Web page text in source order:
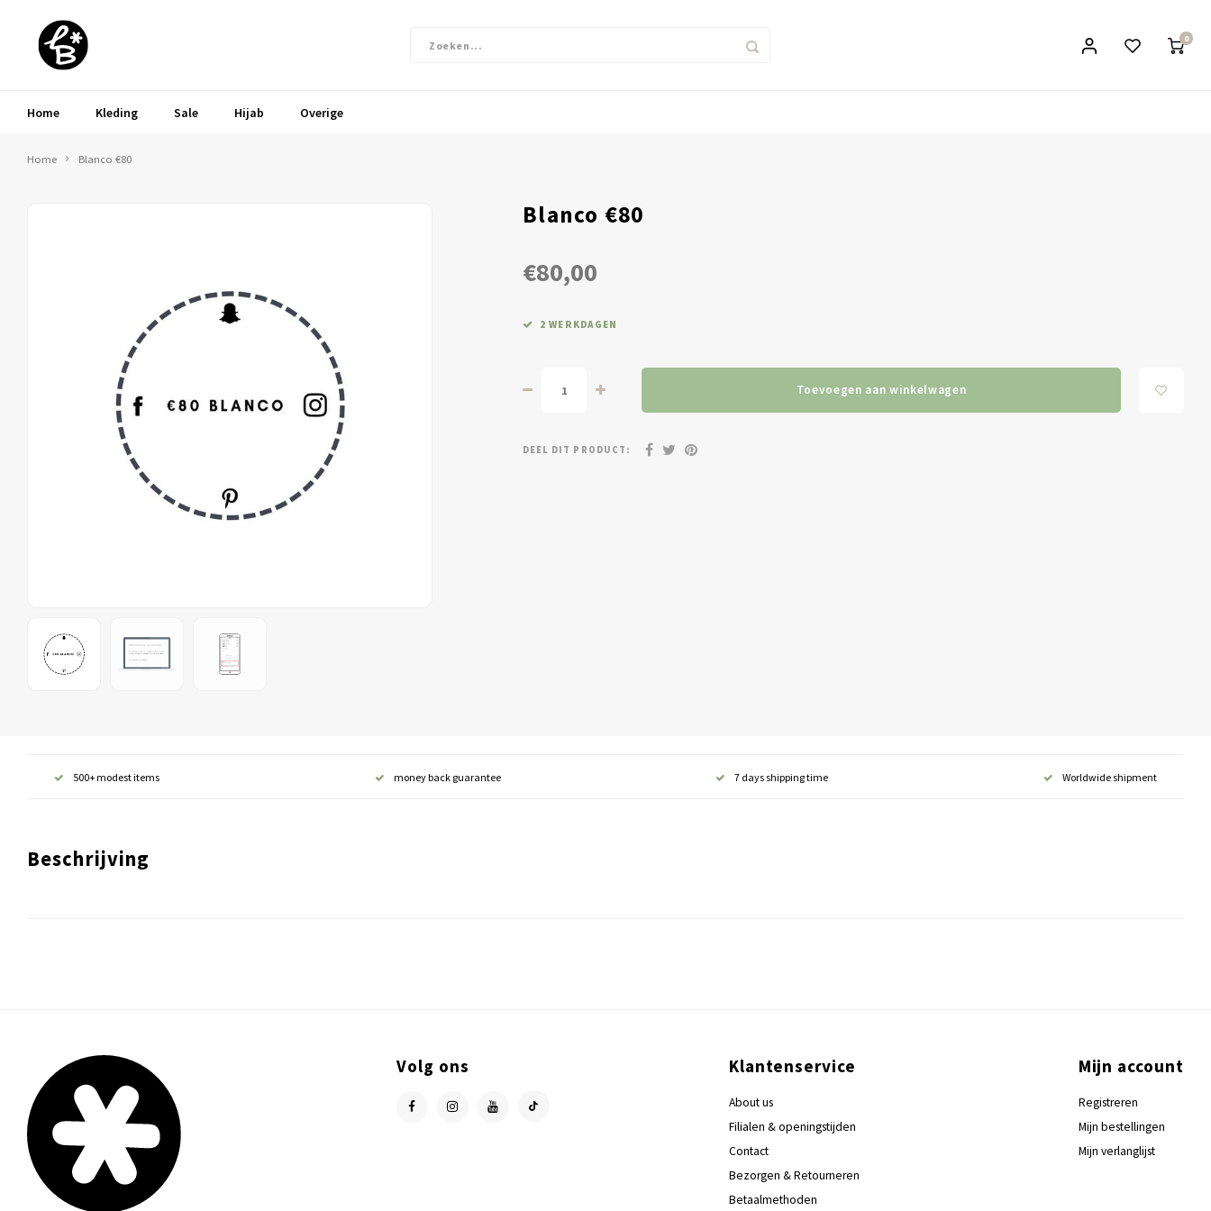
0
Home Kleding Sale Hijab Overige
Home Blanco €80
Blanco €80
€80,00
2 WERKDAGEN
Toevoegen aan winkelwagen
DEEL DIT PRODUCT:
500+ modest items money back guarantee 7 days shipping time Worldwide shipment
Beschrijving
Volg ons Klantenservice
About us
Filialen & openingstijden
Contact
Bezorgen & Retourneren
Betaalmethoden
Mijn account
Registreren
Mijn bestellingen
Mijn verlanglijst